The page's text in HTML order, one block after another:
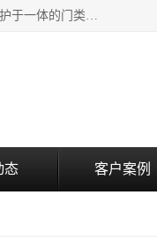
安徽奇道智能门业有限公司是隔音门厂家主营合肥快速门、电动提升门等产品；是一家集生产、销售、安装和维护于一体的门类产品供应商，公司拥有二十多名技术人员。产品种类丰富，各项性能均符合设计要求，可广泛应用于各行各业。的服务团队，24小时服务。
态 客户案例